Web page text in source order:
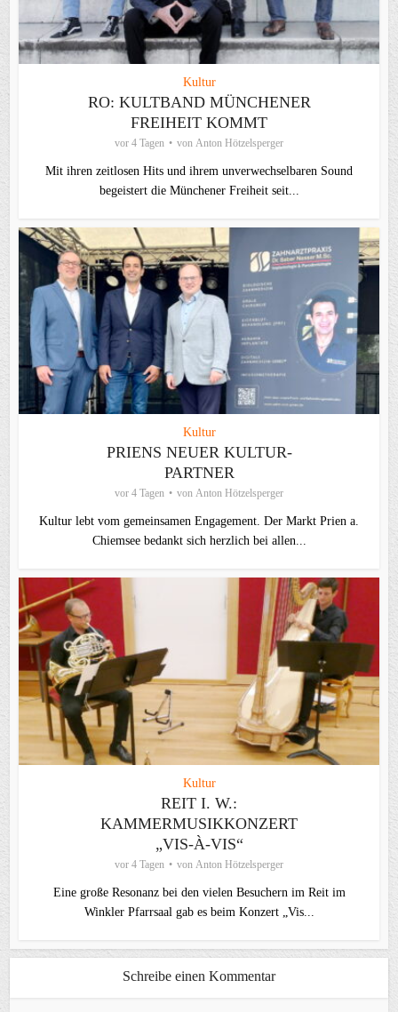
Kultur
RO: KULTBAND MÜNCHENER
FREIHEIT KOMMT
vor 4 Tagen von Anton Hötzelsperger
Mit ihren zeitlosen Hits und ihrem unverwechselbaren Sound
begeistert die Münchener Freiheit seit...
Kultur
PRIENS NEUER KULTUR-
PARTNER
vor 4 Tagen von Anton Hötzelsperger
Kultur lebt vom gemeinsamen Engagement. Der Markt Prien a.
Chiemsee bedankt sich herzlich bei allen...
Kultur
REIT I. W.:
KAMMERMUSIKKONZERT
„VIS-À-VIS“
vor 4 Tagen von Anton Hötzelsperger
Eine große Resonanz bei den vielen Besuchern im Reit im
Winkler Pfarrsaal gab es beim Konzert „Vis...
Schreibe einen Kommentar